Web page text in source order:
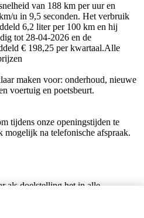
van 188 km per uur en
u in 9,5 seconden. Het verbruik
6,2 liter per 100 km en hij
tot 28-04-2026 en de
€ 198,25 per kwartaal.Alle
maken voor: onderhoud, nieuwe
voertuig en poetsbeurt.
tijdens onze openingstijden te
na telefonische afspraak.
als doelstelling het in alle